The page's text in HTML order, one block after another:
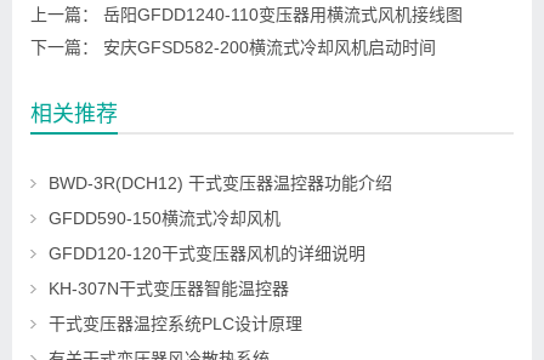
上一篇：
岳阳GFDD1240-110变压器用横流式风机接线图
下一篇：
安庆GFSD582-200横流式冷却风机启动时间
相关推荐
BWD-3R(DCH12) 干式变压器温控器功能介绍
GFDD590-150横流式冷却风机
GFDD120-120干式变压器风机的详细说明
KH-307N干式变压器智能温控器
干式变压器温控系统PLC设计原理